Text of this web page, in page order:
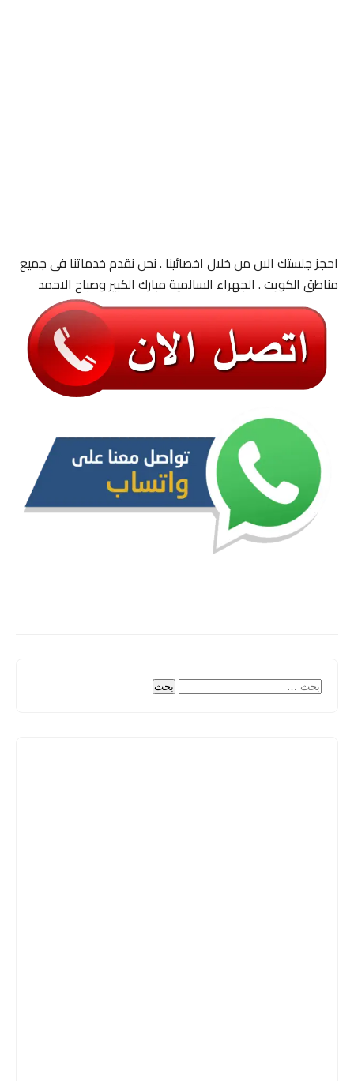
احجز جلستك الان من خلال اخصائينا . نحن نقدم خدماتنا فى جميع
مناطق الكويت . الجهراء السالمية مبارك الكبير وصباح الاحمد
البحث